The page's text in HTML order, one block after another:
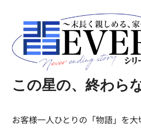
2026.07.28
＼新着物件情報／
戸建 東久留米市浅間町３丁目 全
西武池袋線 ひばりヶ丘駅 徒歩11
この星の、終わら
お客様一人ひとりの「物語」を大